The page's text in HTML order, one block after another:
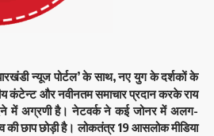
न्यूज पोर्टल’ के साथ, नए युग के दर्शकों के
कंटेन्ट और नवीनतम समाचार प्रदान करके राय
देने में अग्रणी है। नेटवर्क ने कई जोनर में अलग-
छाप छोड़ी है। लोकतंत्र 19 आसलोक मीडिया